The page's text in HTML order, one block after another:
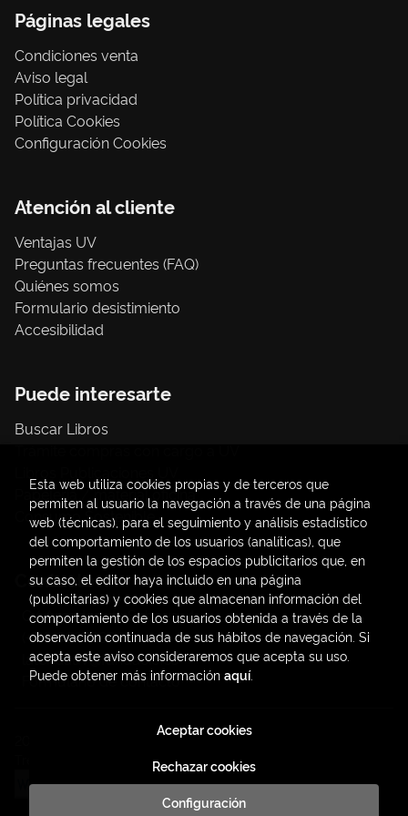
Páginas legales
Condiciones venta
Aviso legal
Política privacidad
Política Cookies
Configuración Cookies
Atención al cliente
Ventajas UV
Preguntas frecuentes (FAQ)
Quiénes somos
Formulario desistimiento
Accesibilidad
Puede interesarte
Buscar Libros
Papelería / material oficina
Consumo Sostenible
Contacto
C/ Amadeo de Saboya, 4
(+34) 963828968
latendauv@fundacio.es
Formulario de contacto
. Todos los Derechos Reservados |
Esta web utiliza cookies propias y de terceros que
permiten al usuario la navegación a través de una página
web (técnicas), para el seguimiento y análisis estadístico
del comportamiento de los usuarios (analíticas), que
permiten la gestión de los espacios publicitarios que, en
su caso, el editor haya incluido en una página
(publicitarias) y cookies que almacenan información del
comportamiento de los usuarios obtenida a través de la
observación continuada de sus hábitos de navegación. Si
acepta este aviso consideraremos que acepta su uso.
Puede obtener más información aquí.
Configuración
Rechazar cookies
Aceptar cookies